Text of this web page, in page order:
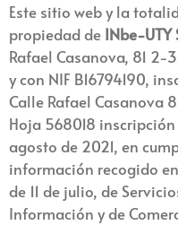
Este sitio web y la
propiedad de INbe-UTY
Rafael Casanova, 81
y con NIF B16794190,
Calle Rafael Casanova
Hoja 568018
agosto de 2021, en
información recogido
de 11 de julio, de
Información y de